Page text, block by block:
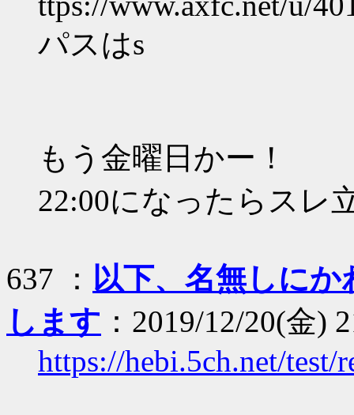
パスはs
もう金曜日かー！
22:00になったらスレ
637 ： 以下、名無しに
します ：2019/12/20(金)
https://hebi.5ch.net/test/